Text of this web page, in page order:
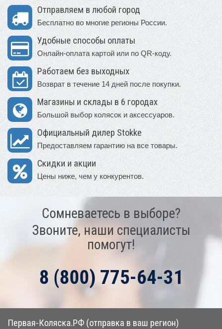
Отправляем в любой город
Бесплатно во многие регионы России.
Удобные способы оплаты
Онлайн-оплата картой или по QR-коду.
Работаем без выходных
Возврат в течение 14 дней после покупки.
Магазины и склады в 6 городах
Большой выбор колясок и аксессуаров.
Официальный дилер Stokke
Предоставляем гарантию на все товары.
Скидки и акции
Цены ниже, чем у конкурентов.
Сомневаетесь в выборе?
Звоните, наши специалисты
помогут!
8 (800) 775-64-31
Первая-Коляска.РФ (отправка в ваш регион)